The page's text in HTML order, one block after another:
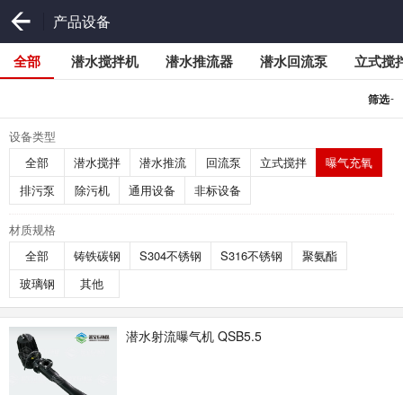
产品设备
全部 潜水搅拌机 潜水推流器 潜水回流泵 立式搅
筛选-
设备类型
全部
潜水搅拌 潜水推流 回流泵 立式搅拌
曝气充氧
排污泵
除污机 通用设备 非标设备
材质规格
全部
铸铁碳钢 S304不锈钢 S316不锈钢
聚氨酯
玻璃钢
其他
潜水射流曝气机 QSB5.5